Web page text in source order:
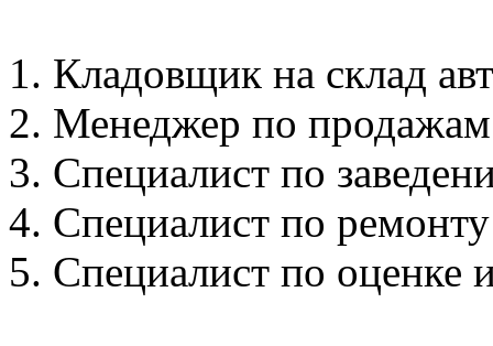
1. Кладовщик на склад
2. Менеджер по продажам
3. Специалист по
4. Специалист по ремонту
5. Специалист по оценке